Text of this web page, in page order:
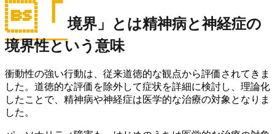
「境界」とは精神病と神経症の
境界性という意味
衝動性の強い行動は、従来道徳的な観点から評価されてきま
した。道徳的な評価を除外して症状を詳細に検討し、理論化
したことで、精神病や神経症は医学的な治療の対象となりま
した。